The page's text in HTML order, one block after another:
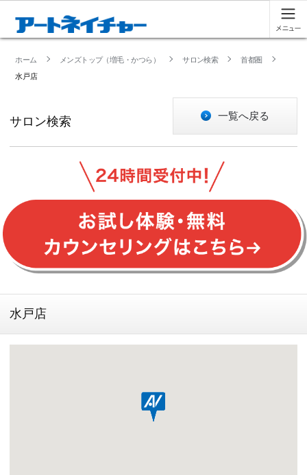
ホーム メンズトップ（増毛・かつら） サロン検索
首都圏
水戸店
サロン検索 一覧へ戻る
水戸店